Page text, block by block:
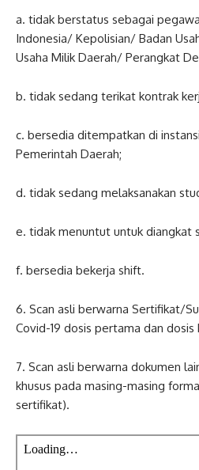
a. tidak berstatus sebagai
Indonesia/ Kepolisian/ Badan
Usaha Milik Daerah/ Perangkat
b. tidak sedang terikat kontrak
c. bersedia ditempatkan di
Pemerintah Daerah;
d. tidak sedang melaksanakan
e. tidak menuntut untuk diangkat
f. bersedia bekerja shift.
6. Scan asli berwarna Sertifikat/
Covid-19 dosis pertama dan dosis
7. Scan asli berwarna dokumen
khusus pada masing-masing
sertifikat).